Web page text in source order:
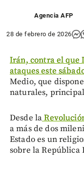
Agencia AFP
28 de febrero de 2026
Irán, contra el que
ataques este
Medio, que
naturales,
Desde la
a más de dos
Estado es un
sobre la República